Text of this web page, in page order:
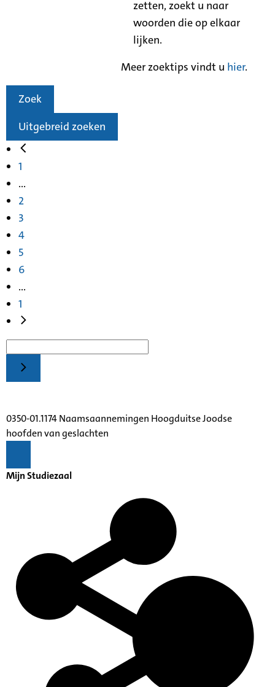
zetten, zoekt u naar
woorden die op elkaar
lijken.
Meer zoektips vindt u hier.
Zoek
Uitgebreid zoeken
1
...
2
3
4
5
6
...
1
0350-01.1174 Naamsaannemingen Hoogduitse Joodse
hoofden van geslachten
Mijn Studiezaal